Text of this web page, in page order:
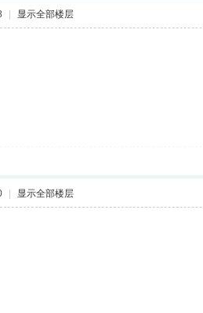
显示全部楼层
显示全部楼层